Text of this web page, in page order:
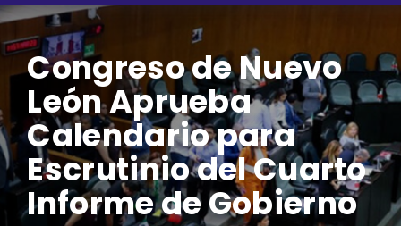
Congreso de Nuevo
León Aprueba
Calendario para
Escrutinio del Cuarto
Informe de Gobierno